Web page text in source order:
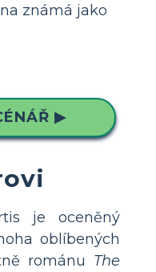
známá jako
▶
je oceněný
oblíbených
románu The